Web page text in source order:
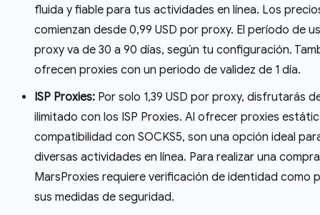
fluida y fiable para tus actividades en línea. Los
comienzan desde 0,99 USD por proxy. El período de
proxy va de 30 a 90 días, según tu configuración.
ofrecen proxies con un periodo de validez de 1 día.
ISP Proxies: Por solo 1,39 USD por proxy, disfrutarás
ilimitado con los ISP Proxies. Al ofrecer proxies
compatibilidad con SOCKS5, son una opción ideal
diversas actividades en línea. Para realizar una
MarsProxies requiere verificación de identidad como
sus medidas de seguridad.